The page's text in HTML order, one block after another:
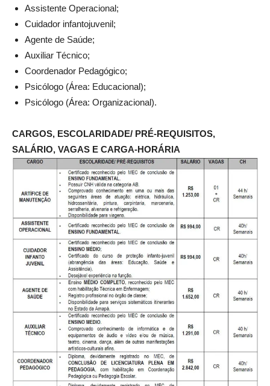
Assistente Operacional;
Cuidador infantojuvenil;
Agente de Saúde;
Auxiliar Técnico;
Coordenador Pedagógico;
Psicólogo (Área: Educacional);
Psicólogo (Área: Organizacional).
CARGOS, ESCOLARIDADE/ PRÉ-REQUISITOS,
SALÁRIO, VAGAS E CARGA-HORÁRIA